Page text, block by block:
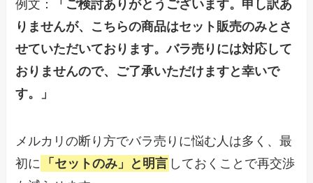
例文：
「ご検討ありがとうございます。申し訳あ
りませんが、こちらの商品はセット販売のみとさ
せていただいております。バラ売りには対応して
おりませんので、ご了承いただけますと幸いで
す。」
メルカリの断り方でバラ売りに悩む人は多く、最
初に
「セットのみ」と明言 しておくことで再交渉